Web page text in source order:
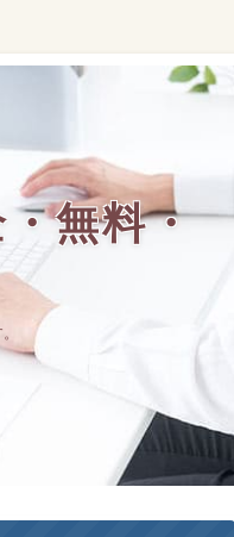
無料・